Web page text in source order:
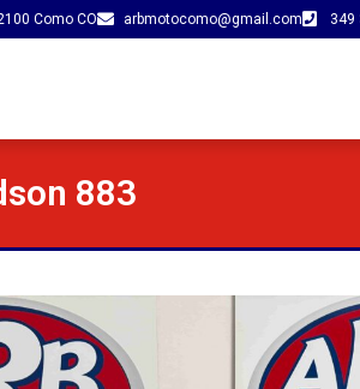
Como CO arbmotocomo@gmail.com 349
883